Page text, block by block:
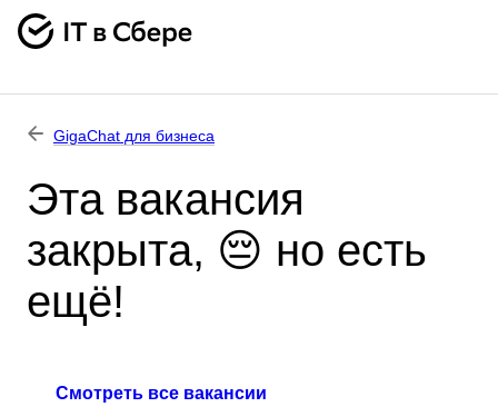
GigaChat для бизнеса
Эта вакансия
закрыта, 😔 но есть
ещё!
Смотреть все вакансии